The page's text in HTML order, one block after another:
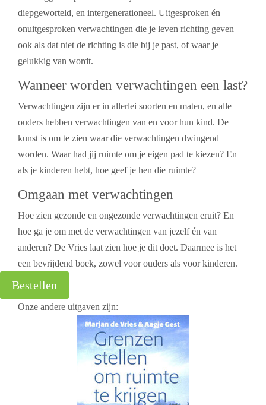
diepgeworteld, en intergenerationeel. Uitgesproken én
onuitgesproken verwachtingen die je leven richting geven –
ook als dat niet de richting is die bij je past, of waar je
gelukkig van wordt.
Wanneer worden verwachtingen een last?
Verwachtingen zijn er in allerlei soorten en maten, en alle
ouders hebben verwachtingen van en voor hun kind. De
kunst is om te zien waar die verwachtingen dwingend
worden. Waar had jij ruimte om je eigen pad te kiezen? En
als je kinderen hebt, hoe geef je hen die ruimte?
Omgaan met verwachtingen
Hoe zien gezonde en ongezonde verwachtingen eruit? En
hoe ga je om met de verwachtingen van jezelf én van
anderen? De Vries laat zien hoe je dit doet. Daarmee is het
een bevrijdend boek, zowel voor ouders als voor kinderen.
Bestellen
Onze andere uitgaven zijn: